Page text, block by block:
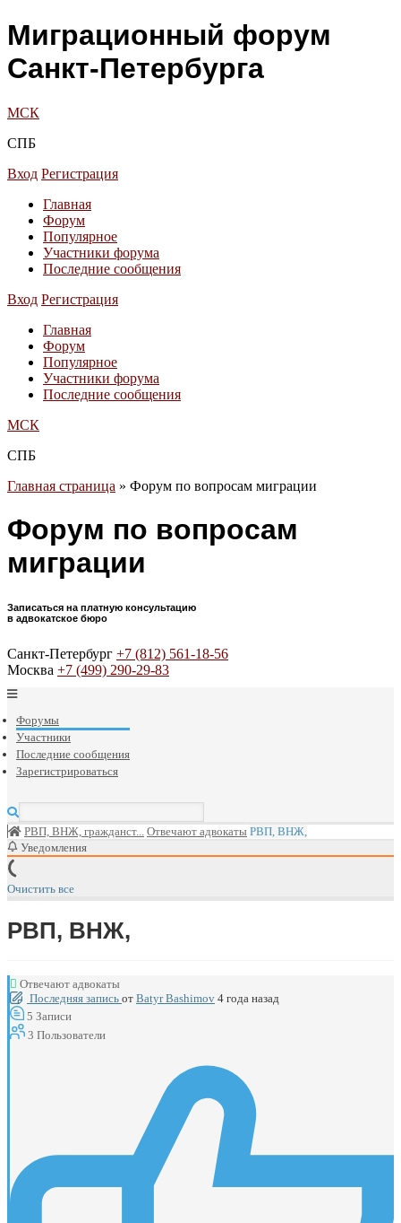
Миграционный форум
Санкт-Петербурга
МСК
СПБ
Вход Регистрация
Главная
Форум
Популярное
Участники форума
Последние сообщения
Вход Регистрация
Главная
Форум
Популярное
Участники форума
Последние сообщения
МСК
СПБ
Главная страница » Форум по вопросам миграции
Форум по вопросам
миграции
Записаться на платную консультацию
в адвокатское бюро
Санкт-Петербург +7 (812) 561-18-56
Москва +7 (499) 290-29-83
Форумы
Участники
Последние сообщения
Зарегистрироваться
РВП, ВНЖ, гражданст... Отвечают адвокаты РВП, ВНЖ,
Уведомления
Очистить все
РВП, ВНЖ,
Отвечают адвокаты
Последняя запись от Batyr Bashimov 4 года назад
5 Записи
3 Пользователи